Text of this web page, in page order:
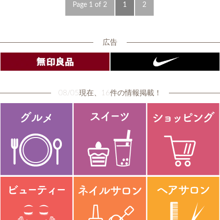
Page 1 of 2 1 2
広告
08/05現在、16件の情報掲載！